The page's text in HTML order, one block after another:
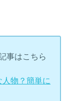
事はこちら
人物？簡単に